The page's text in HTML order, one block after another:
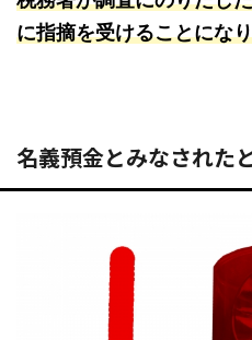
に指摘を受けることにな
名義預金とみなされた